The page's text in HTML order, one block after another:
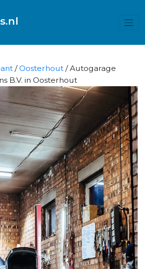
/Oosterhout / Autogarage
B.V. in Oosterhout